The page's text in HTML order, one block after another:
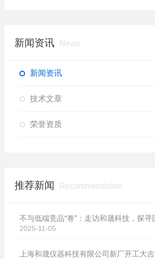
新闻资讯 News
新闻资讯
技术文章
荣誉资质
推荐新闻 Recommendation
2025-11-05
上海和晟仪器科技有限公司新厂开工大吉